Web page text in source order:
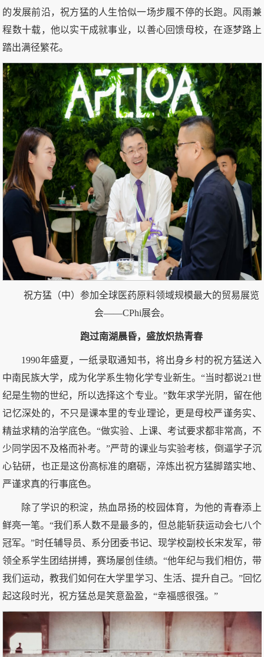
的发展前沿，祝方猛的人生恰似一场步履不停的长跑。风雨兼
程数十载，他以实干成就事业，以善心回馈母校，在逐梦路上
踏出满径繁花。
祝方猛（中）参加全球医药原料领域规模最大的贸易展览
会——‌CPhi展会。
跑过南湖晨昏，盛放炽热青春
1990年盛夏，一纸录取通知书，将出身乡村的祝方猛送入
中南民族大学，成为化学系生物化学专业新生。“当时都说21世
纪是生物的世纪，所以选择这个专业。”数年求学光阴，留在他
记忆深处的，不只是课本里的专业理论，更是母校严谨务实、
精益求精的治学底色。“做实验、上课、考试要求都非常高，不
少同学因不及格而补考。”严苛的课业与实验考核，倒逼学子沉
心钻研，也正是这份高标准的磨砺，淬炼出祝方猛脚踏实地、
严谨求真的行事底色。
除了学识的积淀，热血昂扬的校园体育，为他的青春添上
鲜亮一笔。“我们系人数不是最多的，但总能斩获运动会七八个
冠军。”时任辅导员、系分团委书记、现学校副校长宋发军，带
领全系学生团结拼搏，赛场屡创佳绩。“他年纪与我们相仿，带
我们运动，教我们如何在大学里学习、生活、提升自己。”回忆
起这段时光，祝方猛总是笑意盈盈，“幸福感很强。”